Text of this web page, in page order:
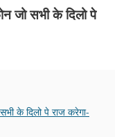
जो सभी के दिलो पे
के दिलो पे राज करेगा-